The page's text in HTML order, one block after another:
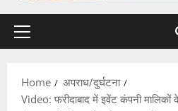
Primary
Home
अपराध/दुर्घटना
Video: फरीदाबाद में इवेंट कंपनी मालिकों